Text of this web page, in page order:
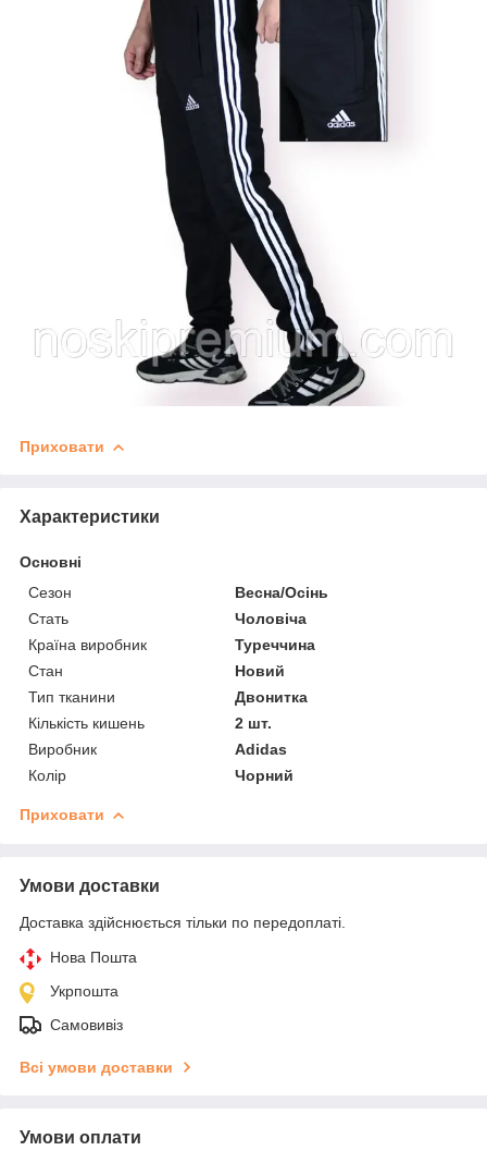
Приховати
Характеристики
Основні
Сезон
Весна/Осінь
Стать
Чоловіча
Країна виробник
Туреччина
Стан
Новий
Тип тканини
Двонитка
Кількість кишень
2 шт.
Виробник
Adidas
Колір
Чорний
Приховати
Умови доставки
Доставка здійснюється тільки по передоплаті.
Нова Пошта
Укрпошта
Самовивіз
Всі умови доставки
Умови оплати